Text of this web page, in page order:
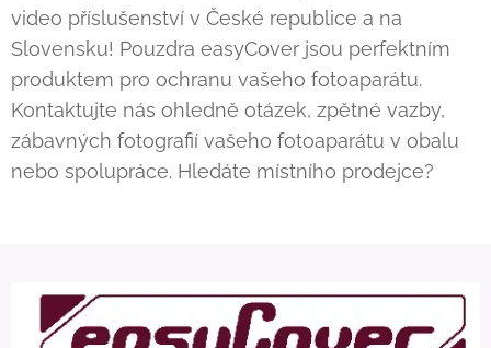
video příslušenství v České republice a na
Slovensku! Pouzdra easyCover jsou perfektním
produktem pro ochranu vašeho fotoaparátu.
Kontaktujte nás ohledně otázek, zpětné vazby,
zábavných fotografií vašeho fotoaparátu v obalu
nebo spolupráce. Hledáte místního prodejce?